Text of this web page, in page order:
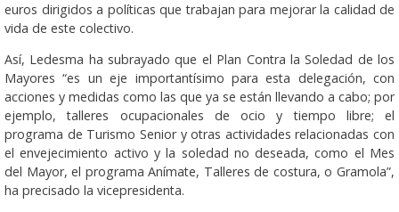
euros dirigidos a políticas que trabajan para mejorar la calidad de
vida de este colectivo.
Así, Ledesma ha subrayado que el Plan Contra la Soledad de los
Mayores “es un eje importantísimo para esta delegación, con
acciones y medidas como las que ya se están llevando a cabo; por
ejemplo, talleres ocupacionales de ocio y tiempo libre; el
programa de Turismo Senior y otras actividades relacionadas con
el envejecimiento activo y la soledad no deseada, como el Mes
del Mayor, el programa Anímate, Talleres de costura, o Gramola”,
ha precisado la vicepresidenta.